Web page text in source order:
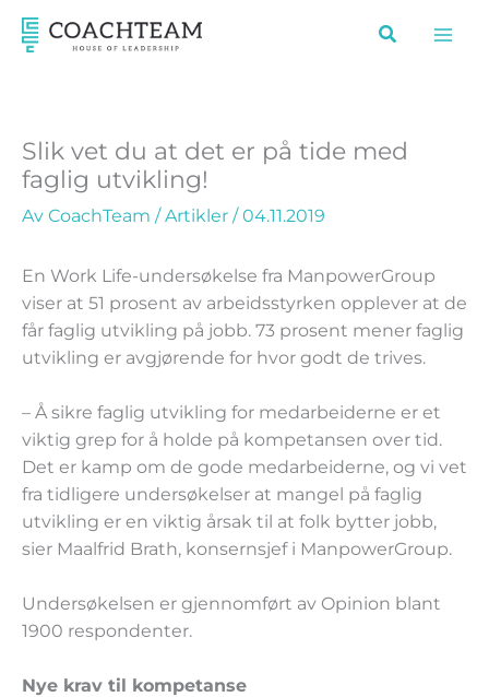
Hopp
rett
Slik vet du at det er på tide med
faglig utvikling!
Av CoachTeam /Artikler /04.11.2019
En Work Life-undersøkelse fra ManpowerGroup
viser at 51 prosent av arbeidsstyrken opplever at de
får faglig utvikling på jobb. 73 prosent mener faglig
utvikling er avgjørende for hvor godt de trives.
– Å sikre faglig utvikling for medarbeiderne er et
viktig grep for å holde på kompetansen over tid.
Det er kamp om de gode medarbeiderne, og vi vet
fra tidligere undersøkelser at mangel på faglig
utvikling er en viktig årsak til at folk bytter jobb,
sier Maalfrid Brath, konsernsjef i ManpowerGroup.
Undersøkelsen er gjennomført av Opinion blant
1900 respondenter.
Nye krav til kompetanse